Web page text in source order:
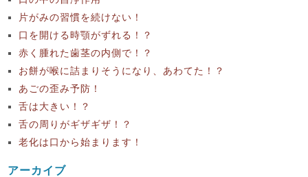
片がみの習慣を続けない！
口を開ける時顎がずれる！？
赤く腫れた歯茎の内側で！？
お餅が喉に詰まりそうになり、あわてた！？
あごの歪み予防！
舌は大きい！？
舌の周りがギザギザ！？
老化は口から始まります！
アーカイブ